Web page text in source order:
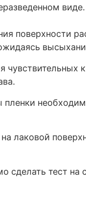
виде.
поверхности
лаковой
сделать тест на